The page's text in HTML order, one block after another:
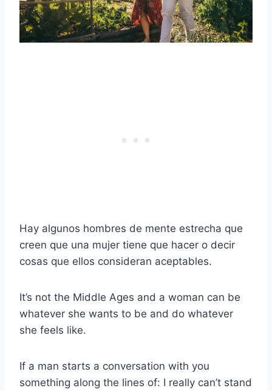
Hay algunos hombres de mente estrecha que
creen que una mujer tiene que hacer o decir
cosas que ellos consideran aceptables.
It’s not the Middle Ages and a woman can be
whatever she wants to be and do whatever
she feels like.
If a man starts a conversation with you
something along the lines of: I really can’t stand